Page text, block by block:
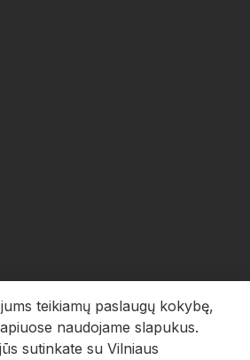
Vilnius
teikiamų paslaugų kokybę,
naudojame slapukus.
sutinkate su Vilniaus